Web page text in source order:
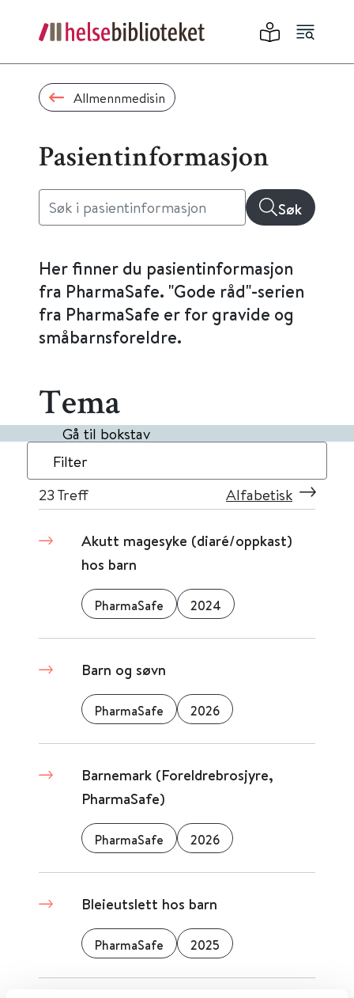
Allmennmedisin
Pasientinformasjon
Søk
Her finner du pasientinformasjon
fra PharmaSafe. "Gode råd"-serien
fra PharmaSafe er for gravide og
småbarnsforeldre.
Tema
Gå til bokstav
Filter
23 Treff Alfabetisk
Akutt magesyke (diaré/oppkast)
hos barn
PharmaSafe 2024
Barn og søvn
PharmaSafe 2026
Barnemark (Foreldrebrosjyre,
PharmaSafe)
PharmaSafe 2026
Bleieutslett hos barn
PharmaSafe 2025